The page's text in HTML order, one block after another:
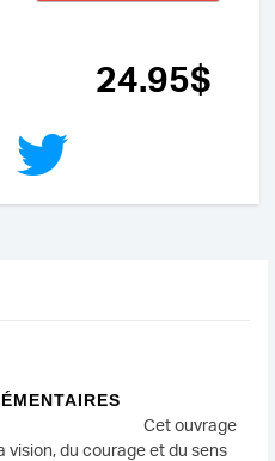
24.95$
Cet ouvrage
vision, du courage et du sens